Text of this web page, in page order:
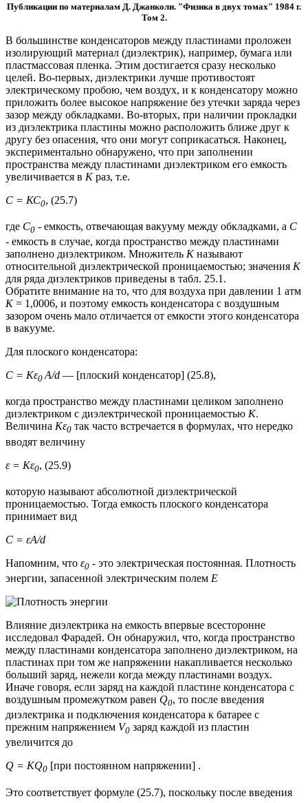
Публикации по материалам Д. Джанколи. "Физика в двух томах" 1984 г.
Том 2.
В большинстве конденсаторов между пластинами проложен
изолирующий материал (диэлектрик), например, бумага или
пластмассовая пленка. Этим достигается сразу несколько
целей. Во-первых, диэлектрики лучше противостоят
электрическому пробою, чем воздух, и к конденсатору можно
приложить более высокое напряжение без утечки заряда через
зазор между обкладками. Во-вторых, при наличии прокладки
из диэлектрика пластины можно расположить ближе друг к
другу без опасения, что они могут соприкасаться. Наконец,
экспериментально обнаружено, что при заполнении
пространства между пластинами диэлектриком его емкость
увеличивается в Краз, т.е.
С = КС0, (25.7)
где С0 - емкость, отвечающая вакууму между обкладками, а С
- емкость в случае, когда пространство между пластинами
заполнено диэлектриком. Множитель Кназывают
относительной диэлектрической проницаемостью; значения К
для ряда диэлектриков приведены в табл. 25.1.
Обратите внимание на то, что для воздуха при давлении 1 атм
К= 1,0006, и поэтому емкость конденсатора с воздушным
зазором очень мало отличается от емкости этого конденсатора
в вакууме.
Для плоского конденсатора:
С = Кε0A/d — [плоский конденсатор] (25.8),
когда пространство между пластинами целиком заполнено
диэлектриком с диэлектрической проницаемостью К.
Величина Кε0 так часто встречается в формулах, что нередко
вводят величину
ε = Кε0, (25.9)
которую называют абсолютной диэлектрической
проницаемостью. Тогда емкость плоского конденсатора
принимает вид
C = εA/d
Напомним, что ε0 - это электрическая постоянная. Плотность
энергии, запасенной электрическим полем Е
Влияние диэлектрика на емкость впервые всесторонне
исследовал Фарадей. Он обнаружил, что, когда пространство
между пластинами конденсатора заполнено диэлектриком, на
пластинах при том же напряжении накапливается несколько
больший заряд, нежели когда между пластинами воздух.
Иначе говоря, если заряд на каждой пластине конденсатора с
воздушным промежутком равен Q0, то после введения
диэлектрика и подключения конденсатора к батарее с
прежним напряжением V0 заряд каждой из пластин
увеличится до
Q = KQ0 [при постоянном напряжении] .
Это соответствует формуле (25.7), поскольку после введения